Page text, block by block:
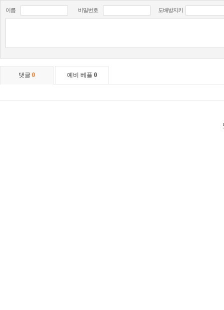
이름 비밀번호 도배방지키
댓글 0 예비 베플 0